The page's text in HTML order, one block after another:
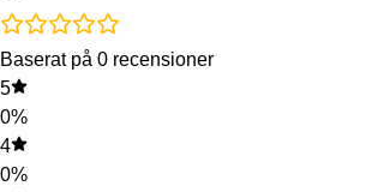
Baserat på 0 recensioner
5
0%
4
0%